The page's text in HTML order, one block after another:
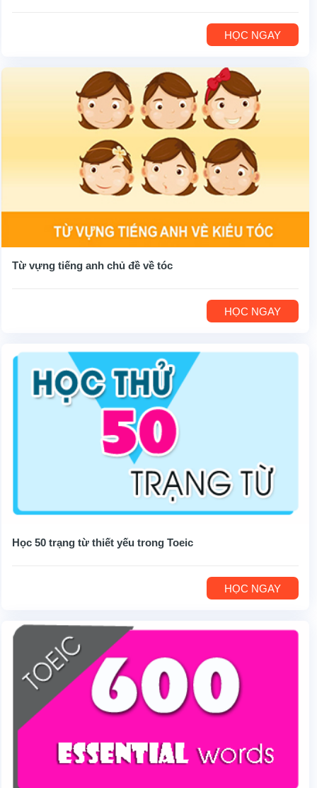
HỌC NGAY
Từ vựng tiếng anh chủ đề về tóc
HỌC NGAY
Học 50 trạng từ thiết yếu trong Toeic
HỌC NGAY